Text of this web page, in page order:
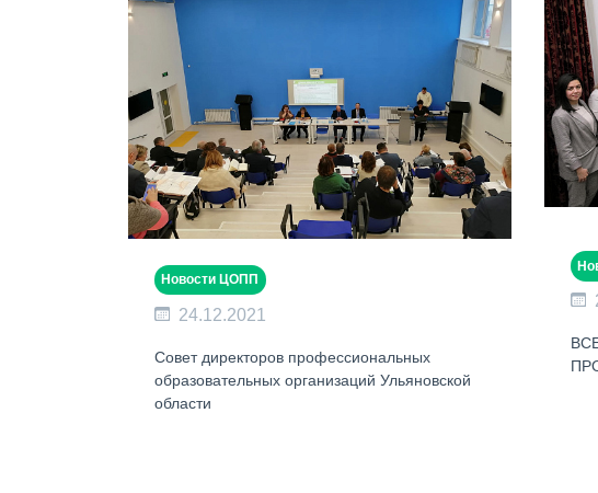
Новости ЦОПП
24.12.2021
Совет директоров профессиональных
образовательных организаций Ульяновской
области